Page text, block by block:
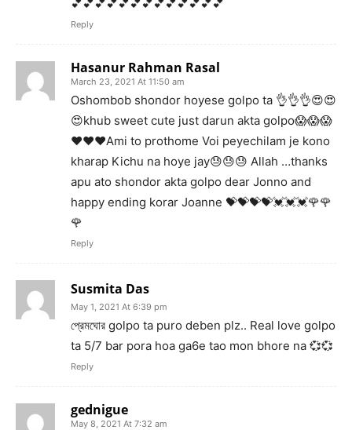
💕💕💕💕💕💕💕💕💕💕💕💕💕
Reply
Hasanur Rahman Rasal
March 23, 2021 At 11:50 am
Oshombob shondor hoyese golpo ta 👌👌👌😍😍
😍khub sweet cute just darun akta golpo😱😱😱
❤️❤️❤️Ami to prothome Voi peyechilam je kono
kharap Kichu na hoye jay😓😓😓 Allah …thanks
apu ato shondor akta golpo dear Jonno and
happy ending korar Joanne 💝💝💝💝💓💓💓🌹🌹
🌹
Reply
Susmita Das
May 1, 2021 At 6:39 pm
প্রেমঘোর golpo ta puro deben plz.. Real love golpo
ta 5/7 bar pora hoa ga6e tao mon bhore na 💞💞
Reply
gednigue
May 8, 2021 At 7:32 am